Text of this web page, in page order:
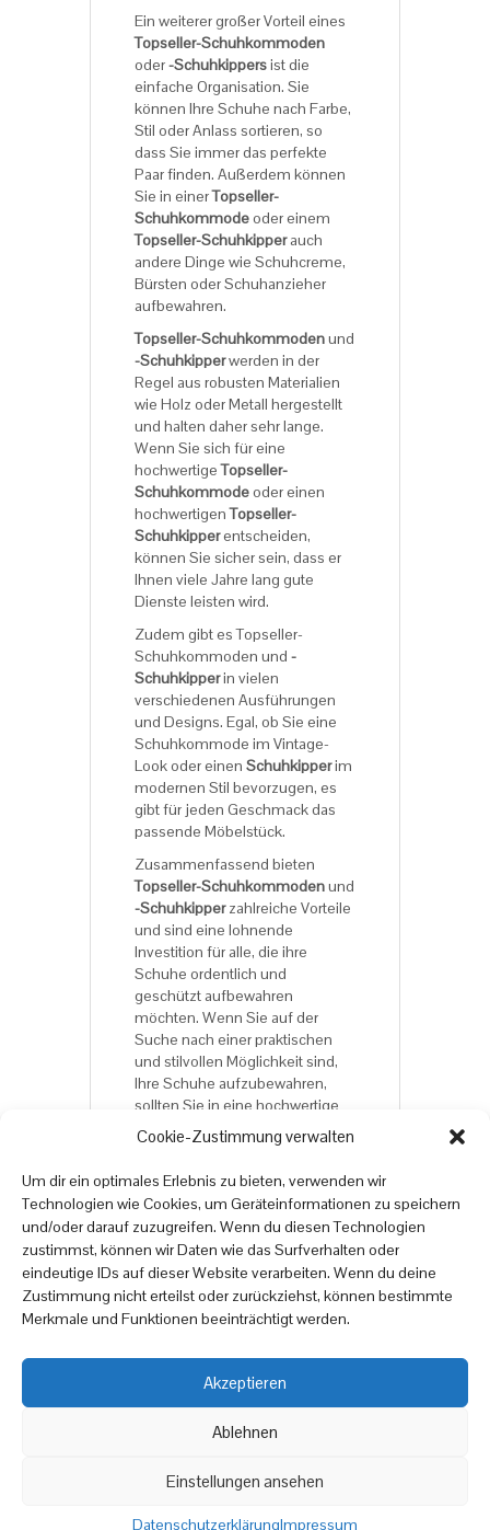
Cookie-Zustimmung verwalten
Um dir ein optimales Erlebnis zu bieten, verwenden wir
Technologien wie Cookies, um Geräteinformationen zu speichern
und/oder darauf zuzugreifen. Wenn du diesen Technologien
zustimmst, können wir Daten wie das Surfverhalten oder
eindeutige IDs auf dieser Website verarbeiten. Wenn du deine
Zustimmung nicht erteilst oder zurückziehst, können bestimmte
Merkmale und Funktionen beeinträchtigt werden.
Akzeptieren
Ablehnen
Einstellungen ansehen
DatenschutzerklärungImpressum
Ein weiterer großer Vorteil eines
Topseller-Schuhkommoden
oder-Schuhkippersist die
einfache Organisation. Sie
können Ihre Schuhe nach Farbe,
Stil oder Anlass sortieren, so
dass Sie immer das perfekte
Paar finden. Außerdem können
Sie in einerTopseller-
Schuhkommodeoder einem
Topseller-Schuhkipperauch
andere Dinge wie Schuhcreme,
Bürsten oder Schuhanzieher
aufbewahren.
Topseller-Schuhkommodenund
-Schuhkipperwerden in der
Regel aus robusten Materialien
wie Holz oder Metall hergestellt
und halten daher sehr lange.
Wenn Sie sich für eine
hochwertigeTopseller-
Schuhkommodeoder einen
hochwertigenTopseller-
Schuhkipperentscheiden,
können Sie sicher sein, dass er
Ihnen viele Jahre lang gute
Dienste leisten wird.
Zudem gibt es Topseller-
Schuhkommoden und -
Schuhkipperin vielen
verschiedenen Ausführungen
und Designs. Egal, ob Sie eine
Schuhkommode im Vintage-
Look oder einen Schuhkipperim
modernen Stil bevorzugen, es
gibt für jeden Geschmack das
passende Möbelstück.
Zusammenfassend bieten
Topseller-Schuhkommodenund
-Schuhkipperzahlreiche Vorteile
und sind eine lohnende
Investition für alle, die ihre
Schuhe ordentlich und
geschützt aufbewahren
möchten. Wenn Sie auf der
Suche nach einer praktischen
und stilvollen Möglichkeit sind,
Ihre Schuhe aufzubewahren,
sollten Sie in eine hochwertige
Topseller-Schuhkommode
oder
einen hochwertigenTopseller-
Schuhkipper
investieren.
Viel Spaß beim Online-
Möbelshopping auf
onlinemoebel24.de